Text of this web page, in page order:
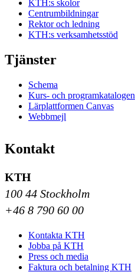
KTH:s skolor
Centrumbildningar
Rektor och ledning
KTH:s verksamhetsstöd
Tjänster
Schema
Kurs- och programkatalogen
Lärplattformen Canvas
Webbmejl
Kontakt
KTH
100 44 Stockholm
+46 8 790 60 00
Kontakta KTH
Jobba på KTH
Press och media
Faktura och betalning KTH